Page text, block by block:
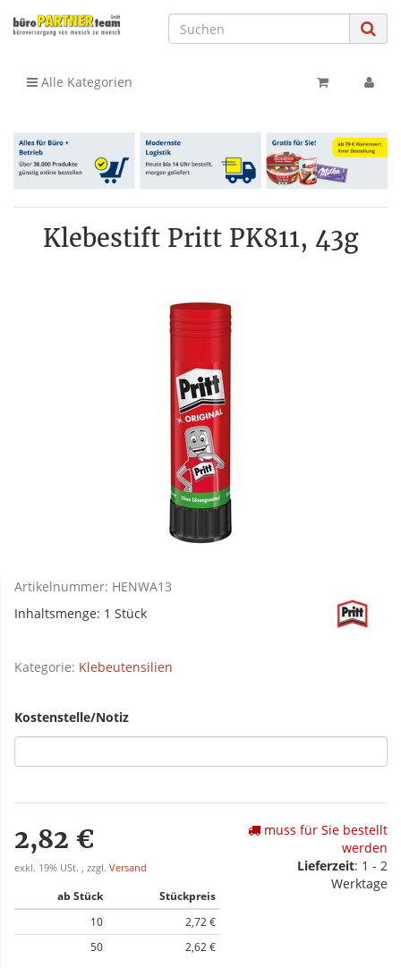
Alle Kategorien
Klebestift Pritt PK811, 43g
Artikelnummer: HENWA13
Inhaltsmenge: 1 Stück
Kategorie: Klebeutensilien
Kostenstelle/Notiz
2,82 €
exkl. 19% USt. , zzgl. Versand
ab Stück
Stückpreis
10
2,72 €
50
2,62 €
muss für Sie bestellt
werden
Lieferzeit: 1 - 2
Werktage